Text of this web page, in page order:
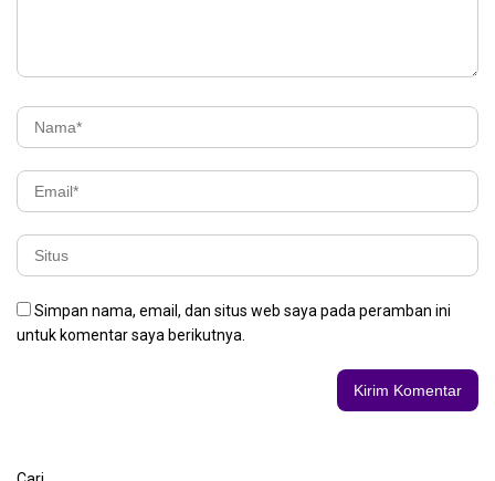
Simpan nama, email, dan situs web saya pada peramban ini
untuk komentar saya berikutnya.